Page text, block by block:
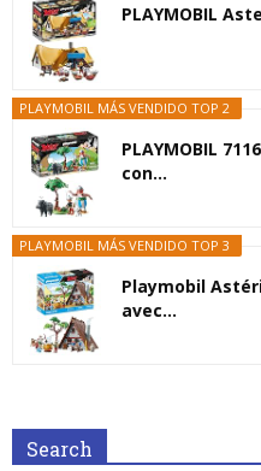
PLAYMOBIL
PLAYMOBIL MÁS VENDIDO TOP 2
PLAYMOBIL
con...
PLAYMOBIL MÁS VENDIDO TOP 3
Playmobil
avec...
Search